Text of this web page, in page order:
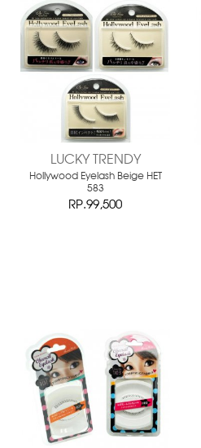
LUCKY TRENDY
Hollywood Eyelash Beige HET
583
RP.99,500